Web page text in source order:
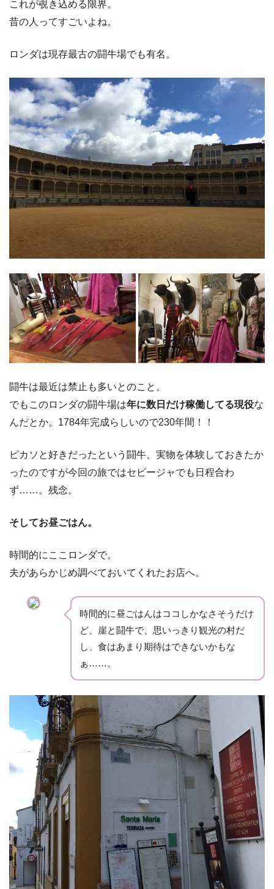
これが覗き込める限界。
昔の人ってすごいよね。
ロンダは現存最古の闘牛場でも有名。
闘牛は最近は禁止も多いとのこと。
でもこのロンダの闘牛場は年に数日だけ稼働してる現役な
んだとか。1784年完成らしいので230年間！！
ピカソと好きだったという闘牛、実物を体験しておきたか
ったのですが今回の旅ではセビージャでも日程合わ
ず……。残念。
そしてお昼ごはん。
時間的にここロンダで。
夫があらかじめ調べておいてくれたお店へ。
時間的に昼ごはんはココしかなさそうだけ
ど、崖と闘牛で、思いっきり観光の村だ
し、食はあまり期待はできないかもな
ぁ……。